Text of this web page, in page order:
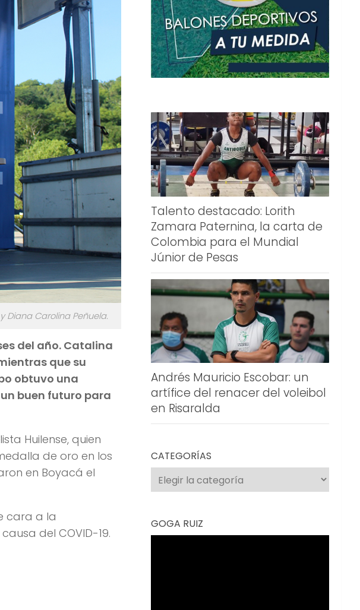
Diana Carolina Peñuela.
del año. Catalina
que su
obtuvo una
buen futuro para
Huilense, quien
de oro en los
en Boyacá el
cara a la
del COVID-19.
Talento destacado: Lorith
Zamara Paternina, la carta de
Colombia para el Mundial
Júnior de Pesas
Andrés Mauricio Escobar: un
artífice del renacer del voleibol
en Risaralda
CATEGORÍAS
Categorías
GOGA RUIZ